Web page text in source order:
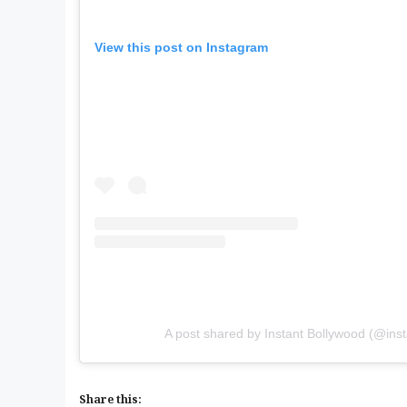
View this post on Instagram
A post shared by Instant Bollywood
Share this: